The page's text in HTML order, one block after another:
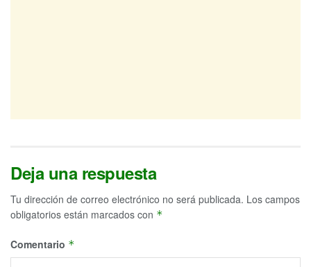
Deja una respuesta
Tu dirección de correo electrónico no será publicada. Los campos
obligatorios están marcados con *
Comentario *